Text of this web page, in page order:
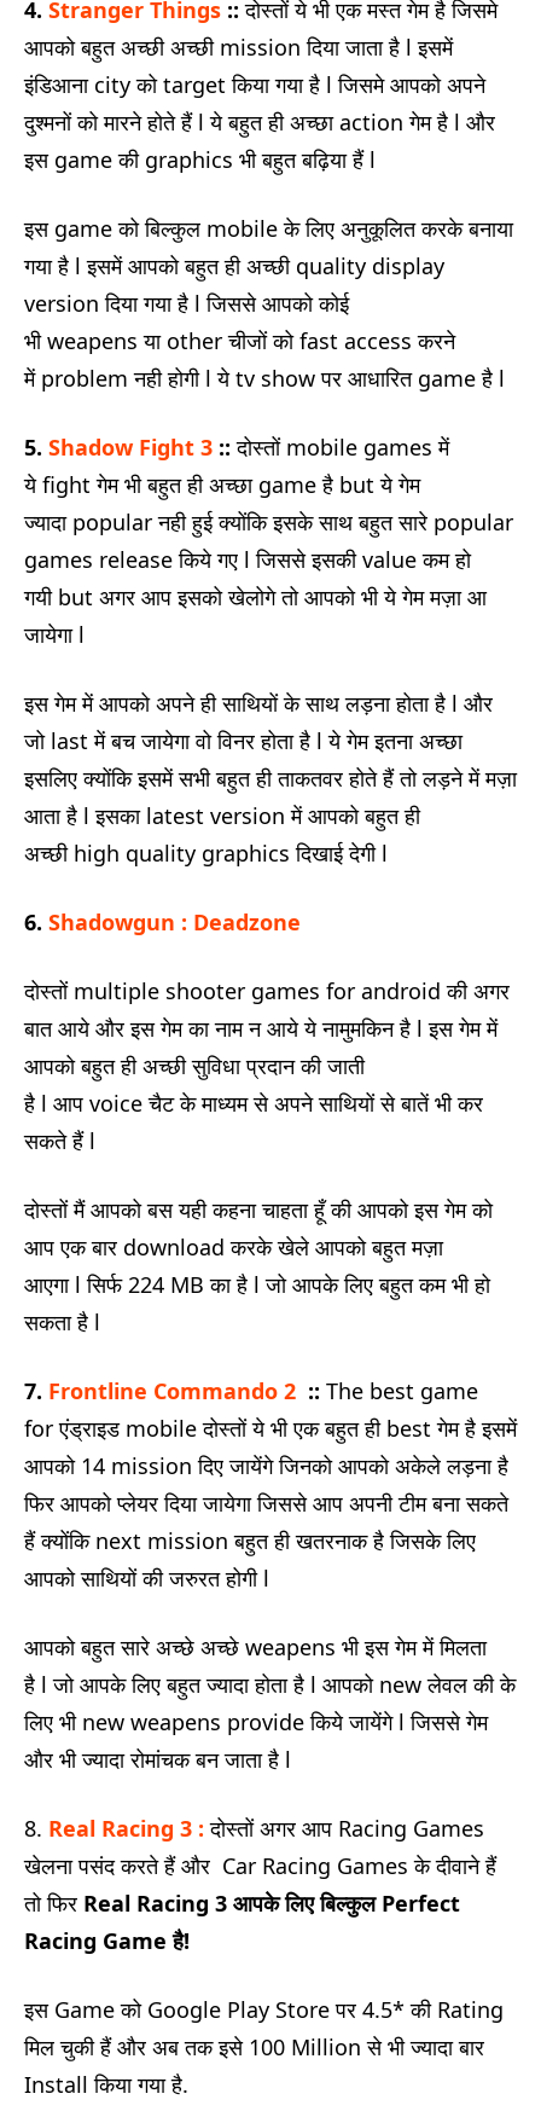
4. Stranger Things ::दोस्तों ये भी एक मस्त गेम है जिसमे
आपको बहुत अच्छी अच्छी mission दिया जाता है l इसमें
इंडिआना city को target किया गया है l जिसमे आपको अपने
दुश्मनों को मारने होते हैं l ये बहुत ही अच्छा action गेम है l और
इस game की graphics भी बहुत बढ़िया हैं l
इस game को बिल्कुल mobile के लिए अनुकूलित करके बनाया
गया है l इसमें आपको बहुत ही अच्छी quality display
version दिया गया है l जिससे आपको कोई
भी weapens या other चीजों को fast access करने
में problem नही होगी l ये tv show पर आधारित game है l
5. Shadow Fight 3 ::दोस्तों mobile games में
ये fight गेम भी बहुत ही अच्छा game है but ये गेम
ज्यादा popular नही हुई क्योंकि इसके साथ बहुत सारे popular
games release किये गए l जिससे इसकी value कम हो
गयी but अगर आप इसको खेलोगे तो आपको भी ये गेम मज़ा आ
जायेगा l
इस गेम में आपको अपने ही साथियों के साथ लड़ना होता है l और
जो last में बच जायेगा वो विनर होता है l ये गेम इतना अच्छा
इसलिए क्योंकि इसमें सभी बहुत ही ताकतवर होते हैं तो लड़ने में मज़ा
आता है l इसका latest version में आपको बहुत ही
अच्छी high quality graphics दिखाई देगी l
6. Shadowgun : Deadzone
दोस्तों multiple shooter games for android की अगर
बात आये और इस गेम का नाम न आये ये नामुमकिन है l इस गेम में
आपको बहुत ही अच्छी सुविधा प्रदान की जाती
है l आप voice चैट के माध्यम से अपने साथियों से बातें भी कर
सकते हैं l
दोस्तों मैं आपको बस यही कहना चाहता हूँ की आपको इस गेम को
आप एक बार download करके खेले आपको बहुत मज़ा
आएगा l सिर्फ 224 MB का है l जो आपके लिए बहुत कम भी हो
सकता है l
7. Frontline Commando 2 :: The best game
for एंड्राइड mobile दोस्तों ये भी एक बहुत ही best गेम है इसमें
आपको 14 mission दिए जायेंगे जिनको आपको अकेले लड़ना है
फिर आपको प्लेयर दिया जायेगा जिससे आप अपनी टीम बना सकते
हैं क्योंकि next mission बहुत ही खतरनाक है जिसके लिए
आपको साथियों की जरुरत होगी l
आपको बहुत सारे अच्छे अच्छे weapens भी इस गेम में मिलता
है l जो आपके लिए बहुत ज्यादा होता है l आपको new लेवल की के
लिए भी new weapens provide किये जायेंगे l जिससे गेम
और भी ज्यादा रोमांचक बन जाता है l
8. Real Racing 3 : दोस्तों अगर आप Racing Games
खेलना पसंद करते हैं और Car Racing Games के दीवाने हैं
तो फिर Real Racing 3 आपके लिए बिल्कुल Perfect
Racing Gameहै!
इस Game को Google Play Store पर 4.5* की Rating
मिल चुकी हैं और अब तक इसे 100 Million से भी ज्यादा बार
Install किया गया है.